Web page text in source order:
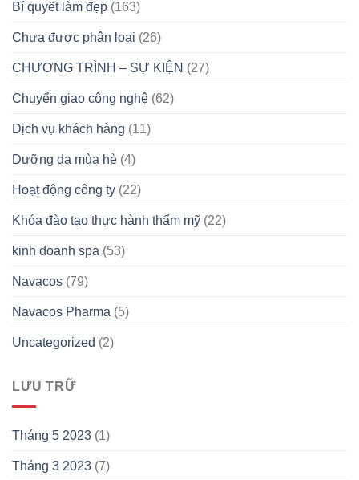
Bí quyết làm đẹp (163)
Chưa được phân loại (26)
CHƯƠNG TRÌNH – SỰ KIỆN (27)
Chuyển giao công nghệ (62)
Dịch vụ khách hàng (11)
Dưỡng da mùa hè (4)
Hoạt động công ty (22)
Khóa đào tạo thực hành thẩm mỹ (22)
kinh doanh spa (53)
Navacos (79)
Navacos Pharma (5)
Uncategorized (2)
LƯU TRỮ
Tháng 5 2023 (1)
Tháng 3 2023 (7)